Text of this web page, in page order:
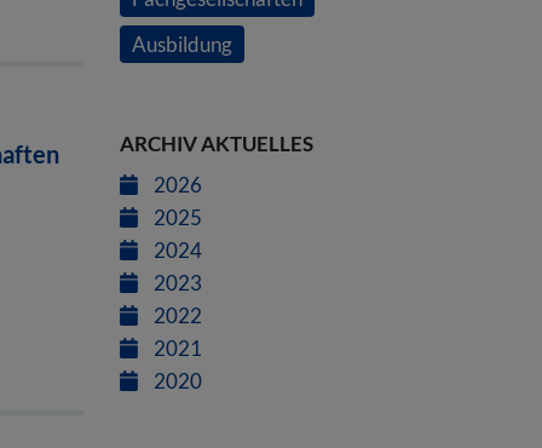
Ausbildung
ARCHIV AKTUELLES
2026
2025
2024
2023
2022
2021
2020